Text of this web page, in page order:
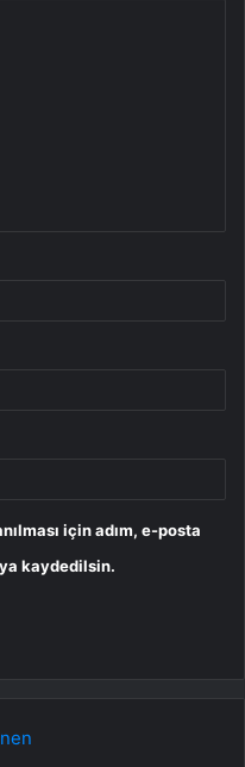
için adım, e-posta
kaydedilsin.